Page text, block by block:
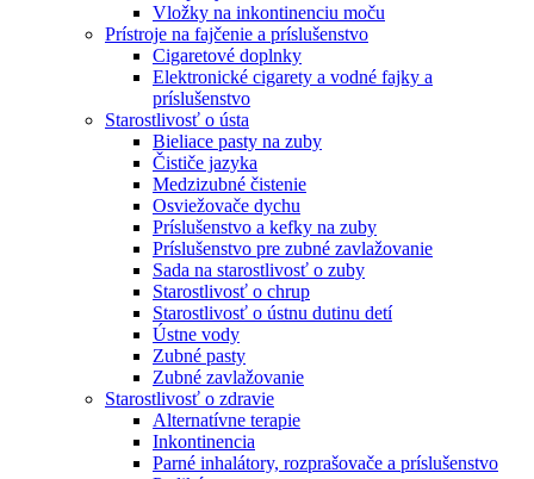
Vložky na inkontinenciu moču
Prístroje na fajčenie a príslušenstvo
Cigaretové doplnky
Elektronické cigarety a vodné fajky a
príslušenstvo
Starostlivosť o ústa
Bieliace pasty na zuby
Čističe jazyka
Medzizubné čistenie
Osviežovače dychu
Príslušenstvo a kefky na zuby
Príslušenstvo pre zubné zavlažovanie
Sada na starostlivosť o zuby
Starostlivosť o chrup
Starostlivosť o ústnu dutinu detí
Ústne vody
Zubné pasty
Zubné zavlažovanie
Starostlivosť o zdravie
Alternatívne terapie
Inkontinencia
Parné inhalátory, rozprašovače a príslušenstvo